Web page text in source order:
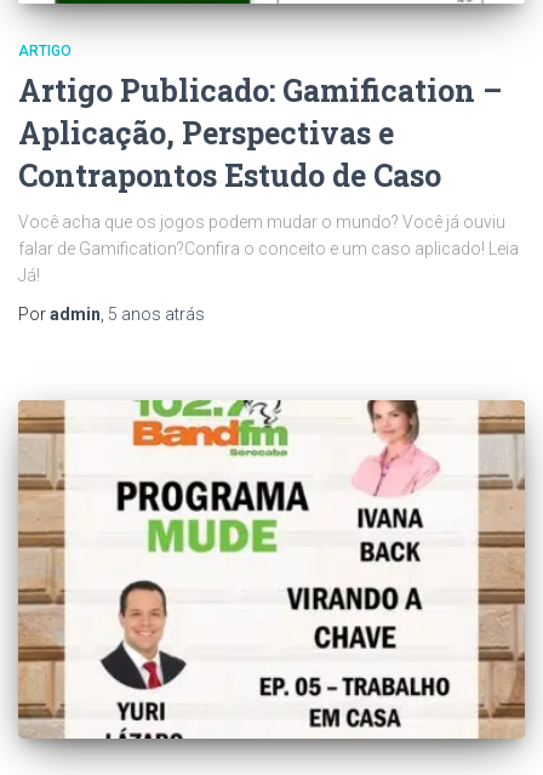
ARTIGO
Artigo Publicado: Gamification –
Aplicação, Perspectivas e
Contrapontos Estudo de Caso
Você acha que os jogos podem mudar o mundo? Você já ouviu
falar de Gamification?Confira o conceito e um caso aplicado! Leia
Já!
Poradmin, 5 anos atrás